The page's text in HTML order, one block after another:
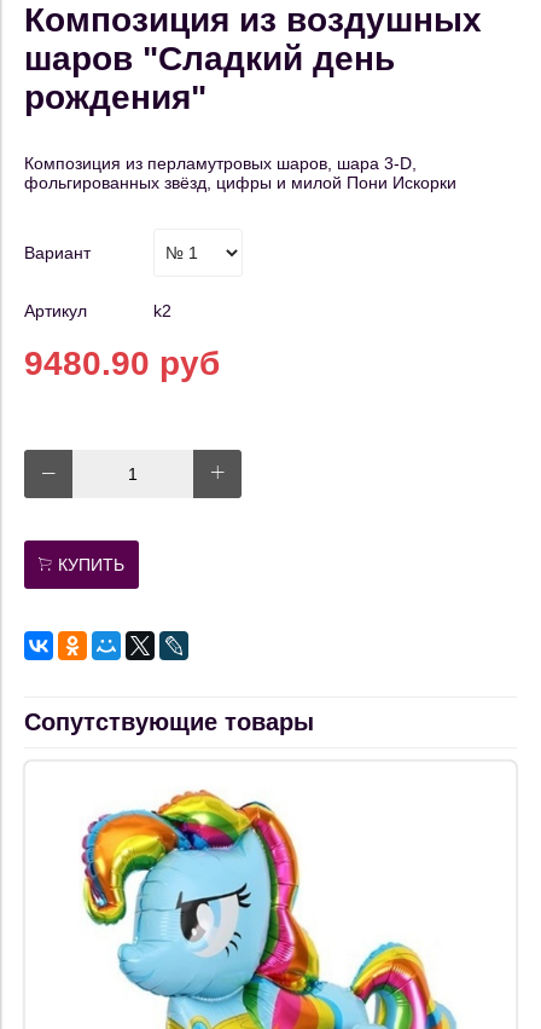
Композиция из воздушных
шаров "Сладкий день
рождения"
Композиция из перламутровых шаров, шара 3-D,
фольгированных звёзд, цифры и милой Пони Искорки
Вариант
Артикул k2
9480.90 руб
КУПИТЬ
Сопутствующие товары